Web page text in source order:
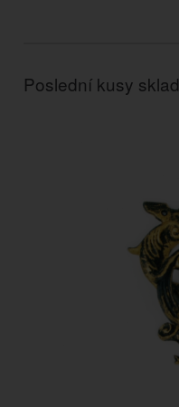
Poslední kusy